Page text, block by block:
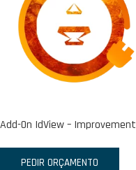
Add-On IdView – Improvement
PEDIR ORÇAMENTO